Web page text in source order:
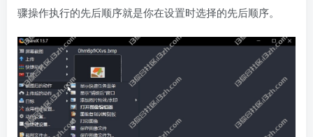
骤操作执行的先后顺序就是你在设置时选择的先后顺序。